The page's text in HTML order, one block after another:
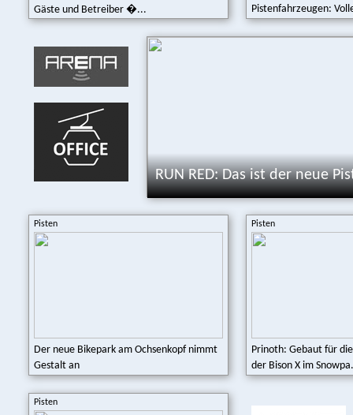
Gäste und Betreiber �...
Pistenfahrzeugen:
RUN RED: Das ist der neue
Pisten
Der neue Bikepark am Ochsenkopf nimmt
Gestalt an
Pisten
Prinoth: Gebaut für
der Bison X im
Pisten